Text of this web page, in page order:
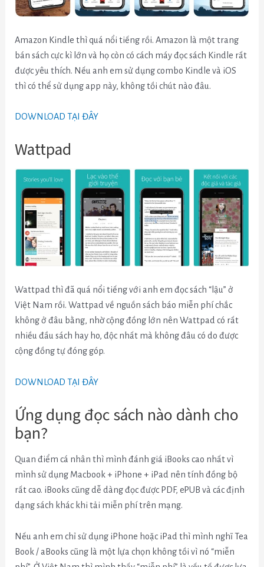
Amazon Kindle thì quá nổi tiếng rồi. Amazon là một trang
bán sách cực kì lớn và họ còn có cách máy đọc sách Kindle rất
được yêu thích. Nếu anh em sử dụng combo Kindle và iOS
thì có thể sử dụng app này, không tồi chút nào đâu.
DOWNLOAD TẠI ĐÂY
Wattpad
Wattpad thì đã quá nổi tiếng với anh em đọc sách “lậu” ở
Việt Nam rồi. Wattpad về nguồn sách báo miễn phí chắc
không ở đâu bằng, nhờ cộng đồng lớn nên Wattpad có rất
nhiều đầu sách hay ho, độc nhất mà không đâu có do được
cộng đồng tự đóng góp.
DOWNLOAD TẠI ĐÂY
Ứng dụng đọc sách nào dành cho
bạn?
Quan điểm cá nhân thì mình đánh giá iBooks cao nhất vì
mình sử dụng Macbook + iPhone + iPad nên tính đồng bộ
rất cao. iBooks cũng dễ dàng đọc được PDF, ePUB và các định
dạng sách khác khi tải miễn phí trên mạng.
Nếu anh em chỉ sử dụng iPhone hoặc iPad thì mình nghĩ Tea
Book / aBooks cũng là một lựa chọn không tồi vì nó “miễn